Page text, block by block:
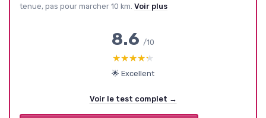
tenue, pas pour marcher 10 km. Voir plus
8.6 /10
★★★★★
★★★★★
🌟 Excellent
Voir le test complet →